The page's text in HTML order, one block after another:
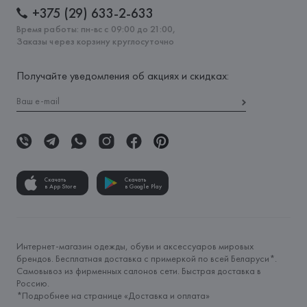
+375 (29) 633-2-633
Время работы: пн-вс с 09:00 до 21:00,
Заказы через корзину круглосуточно
Получайте уведомления об акциях и скидках:
Скачать
в App Store
Скачать
в Google Play
Интернет-магазин одежды, обуви и аксессуаров мировых
брендов. Бесплатная доставка с примеркой по всей Беларуси*.
Самовывоз из фирменных салонов сети. Быстрая доставка в
Россию.
*Подробнее на странице «Доставка и оплата»